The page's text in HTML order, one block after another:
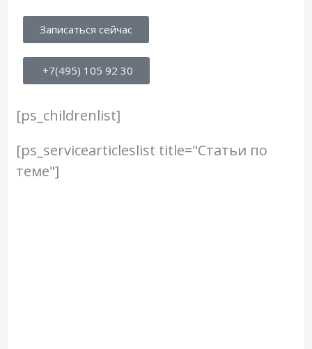
Записаться сейчас
+7(495) 105 92 30
[ps_childrenlist]
[ps_servicearticleslist title="Статьи по
теме"]